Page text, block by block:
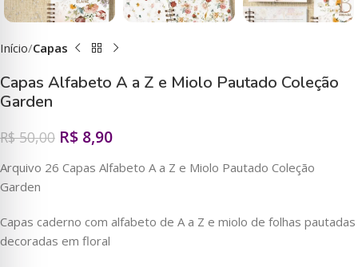
Início Capas
Capas Alfabeto A a Z e Miolo Pautado Coleção
Garden
R$50,00 R$ 8,90
Arquivo 26 Capas Alfabeto A a Z e Miolo Pautado Coleção
Garden
Capas caderno com alfabeto de A a Z e miolo de folhas pautadas
decoradas em floral